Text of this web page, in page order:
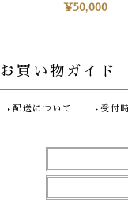
¥50,000
お買い物ガイド
配送について 受付